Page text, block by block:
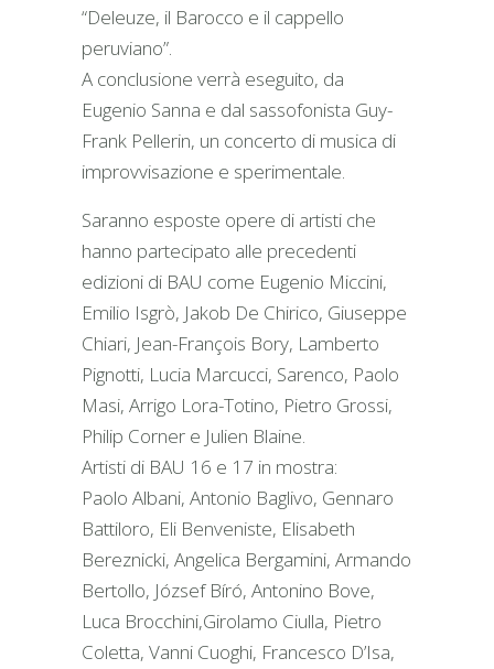
“Deleuze, il Barocco e il cappello
peruviano”.
A conclusione verrà eseguito, da
Eugenio Sanna e dal sassofonista Guy-
Frank Pellerin, un concerto di musica di
improvvisazione e sperimentale.
Saranno esposte opere di artisti che
hanno partecipato alle precedenti
edizioni di BAU come Eugenio Miccini,
Emilio Isgrò, Jakob De Chirico, Giuseppe
Chiari, Jean-François Bory, Lamberto
Pignotti, Lucia Marcucci, Sarenco, Paolo
Masi, Arrigo Lora-Totino, Pietro Grossi,
Philip Corner e Julien Blaine.
Artisti di BAU 16 e 17 in mostra:
Paolo Albani, Antonio Baglivo, Gennaro
Battiloro, Eli Benveniste, Elisabeth
Bereznicki, Angelica Bergamini, Armando
Bertollo, József Bíró, Antonino Bove,
Luca Brocchini,Girolamo Ciulla, Pietro
Coletta, Vanni Cuoghi, Francesco D’Isa,